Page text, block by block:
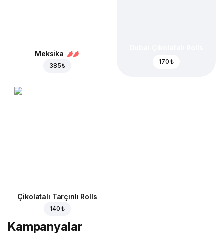
Meksika
385 ₺
170 ₺
Çikolatalı Tarçınlı Rolls
140 ₺
Kampanyalar